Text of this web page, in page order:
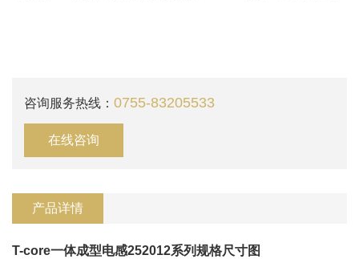
咨询服务热线： 0755-83205533
在线咨询
产品详情
T-core一体成型电感252012系列规格尺寸图